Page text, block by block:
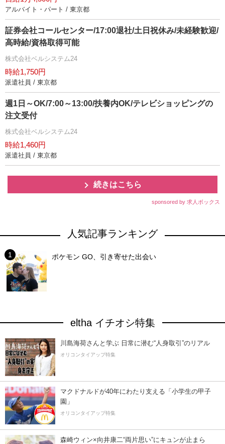
アルバイト・パート / 東京都
証券会社コールセンター/17:00退社/土日祝休み/未経験歓迎/
高時給/資格取得可能
株式会社ベルシステム24
時給1,750円
派遣社員 / 東京都
週1日～OK/7:00～13:00/扶養内OK/テレビショッピングの
注文受付
株式会社ベルシステム24
時給1,460円
派遣社員 / 東京都
続きはこちら
sponsored by 求人ボックス
人気記事ランキング
ポケモン GO、引き寄せた出会い
eltha イチオシ特集
川島海荷さんと学ぶ 日常に潜む“人身取引”のリアル
オリコンタイアップ特集
マクドナルドが40年にわたり支える「小学生の甲子
園」
オリコンタイアップ特集
森崎ウィン×向井康二“両片思い”にキュンが止まら